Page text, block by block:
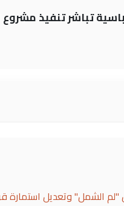
العباسية تباشر تنفيذ
"لم الشمل" وتعديل استمارة